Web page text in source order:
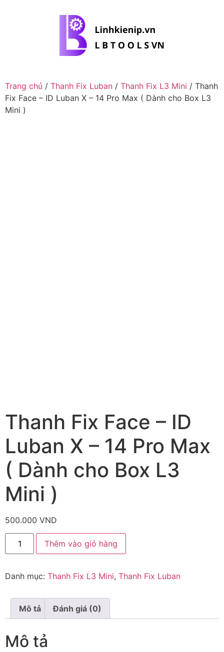
Trang chủ / Thanh Fix Luban / Thanh Fix L3 Mini / Thanh
Fix Face – ID Luban X – 14 Pro Max ( Dành cho Box L3
Mini )
Thanh Fix Face – ID
Luban X – 14 Pro Max
( Dành cho Box L3
Mini )
500.000 VND
Thêm vào giỏ hàng
Danh mục: Thanh Fix L3 Mini, Thanh Fix Luban
Mô tả Đánh giá (0)
Mô tả